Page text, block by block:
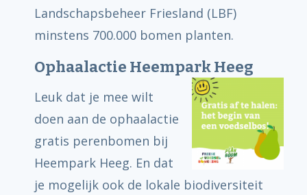
Landschapsbeheer Friesland (LBF)
minstens 700.000 bomen planten.
Ophaalactie Heempark Heeg
Leuk dat je mee wilt
doen aan de ophaalactie
gratis perenbomen bij
Heempark Heeg. En dat
je mogelijk ook de lokale biodiversiteit